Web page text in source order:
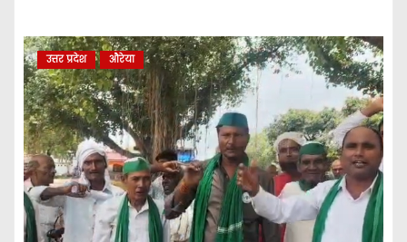
उत्तर प्रदेश औरेया